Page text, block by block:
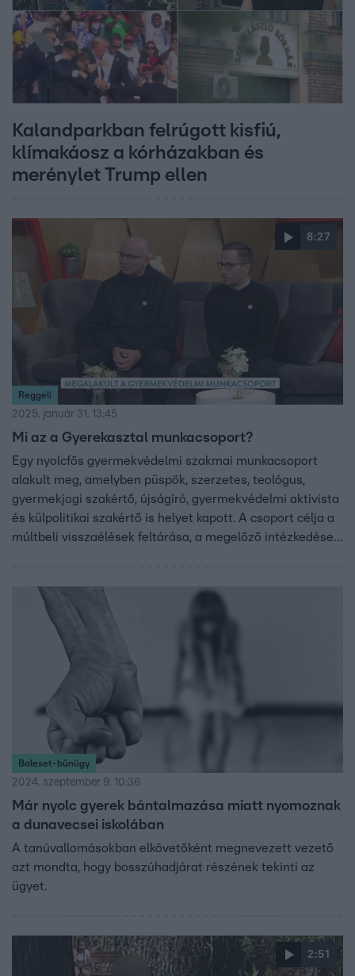
Kalandparkban felrúgott kisfiú,
klímakáosz a kórházakban és
merénylet Trump ellen
8:27
Reggeli
2025. január 31. 13:45
Mi az a Gyerekasztal munkacsoport?
Egy nyolcfős gyermekvédelmi szakmai munkacsoport
alakult meg, amelyben püspök, szerzetes, teológus,
gyermekjogi szakértő, újságíró, gyermekvédelmi aktivista
és külpolitikai szakértő is helyet kapott. A csoport célja a
múltbeli visszaélések feltárása, a megelőző intézkedések
Baleset-bűnügy
2024. szeptember 9. 10:36
Már nyolc gyerek bántalmazása miatt nyomoznak
a dunavecsei iskolában
A tanúvallomásokban elkövetőként megnevezett vezető
azt mondta, hogy bosszúhadjárat részének tekinti az
ügyet.
2:51